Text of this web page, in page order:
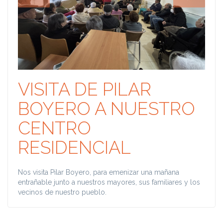
VISITA DE PILAR
BOYERO A NUESTRO
CENTRO
RESIDENCIAL
Nos visita Pilar Boyero, para emenizar una mañana
entrañable junto a nuestros mayores, sus familiares y los
vecinos de nuestro pueblo.